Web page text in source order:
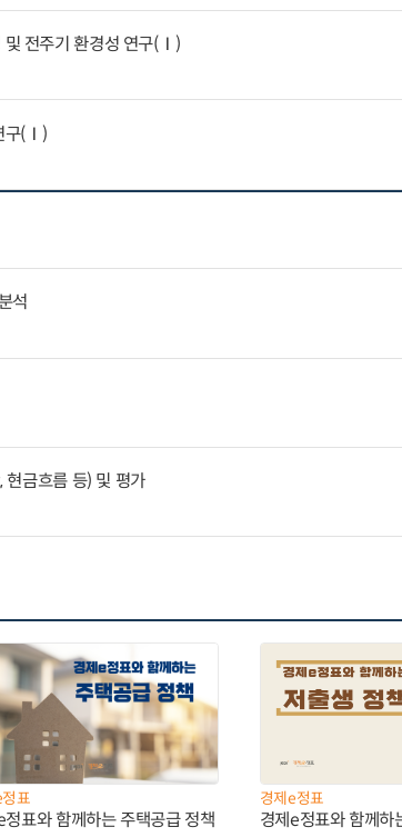
및 전주기 환경성 연구(Ⅰ)
구(Ⅰ)
석
금흐름 등) 및 평가
표
정표와 함께하는 주택공급 정책
경제e정표
경제e정표와 함께하